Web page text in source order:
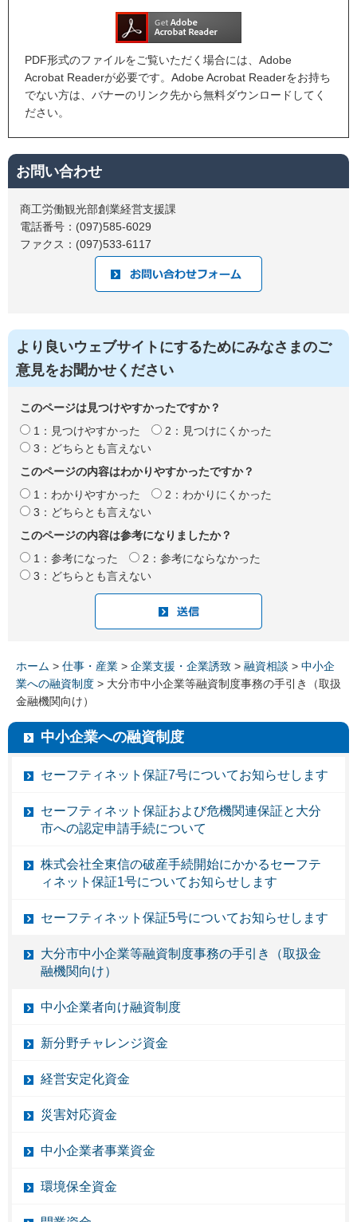
PDF形式のファイルをご覧いただく場合には、Adobe
Acrobat Readerが必要です。Adobe Acrobat Readerをお持ち
でない方は、バナーのリンク先から無料ダウンロードしてく
ださい。
お問い合わせ
商工労働観光部創業経営支援課
電話番号：(097)585-6029
ファクス：(097)533-6117
より良いウェブサイトにするためにみなさまのご
意見をお聞かせください
このページは見つけやすかったですか？
1：見つけやすかった
2：見つけにくかった
3：どちらとも言えない
このページの内容はわかりやすかったですか？
1：わかりやすかった
2：わかりにくかった
3：どちらとも言えない
このページの内容は参考になりましたか？
1：参考になった
2：参考にならなかった
3：どちらとも言えない
ホーム > 仕事・産業 > 企業支援・企業誘致 > 融資相談 > 中小企
業への融資制度 > 大分市中小企業等融資制度事務の手引き（取扱
金融機関向け）
中小企業への融資制度
セーフティネット保証7号についてお知らせします
セーフティネット保証および危機関連保証と大分
市への認定申請手続について
株式会社全東信の破産手続開始にかかるセーフテ
ィネット保証1号についてお知らせします
セーフティネット保証5号についてお知らせします
大分市中小企業等融資制度事務の手引き（取扱金
融機関向け）
中小企業者向け融資制度
新分野チャレンジ資金
経営安定化資金
災害対応資金
中小企業者事業資金
環境保全資金